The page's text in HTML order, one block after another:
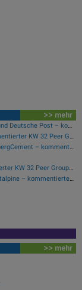
>> mehr
FedEx Corp und TNT Express vs. Österreichische Post und Deutsche Post – kommentierter KW 32 Peer Group Watch Post
Mayr-Melnhof und Palfinger vs. RHI und Andritz – kommentierter KW 32 Peer Group Watch Zykliker Österreich
Saint Gobain und Wienerberger vs. Bilfinger und HeidelbergCement – kommentierter KW 32 Peer Group Watch Bau & Baustoffe
Henkel und 3M vs. Unilever und Beiersdorf – kommentierter KW 32 Peer Group Watch Konsumgüter
ArcelorMittal und ThyssenKrupp vs. Salzgitter und voestalpine – kommentierter KW 32 Peer Group Watch Stahl
>> mehr